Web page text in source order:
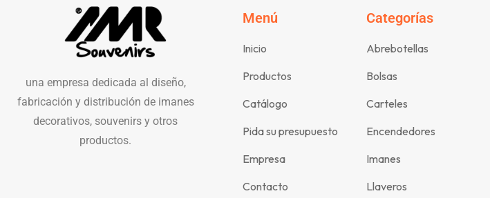
una empresa dedicada al diseño,
fabricación y distribución de imanes
decorativos, souvenirs y otros
productos.
Menú
Inicio
Productos
Catálogo
Pida su presupuesto
Empresa
Contacto
Categorías
Abrebotellas
Bolsas
Carteles
Encendedores
Imanes
Llaveros